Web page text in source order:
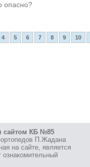
опасно?
4 5 6 7 8 9 10
сайтом КБ №85
П.Жадана
на сайте, является
ознакомительный